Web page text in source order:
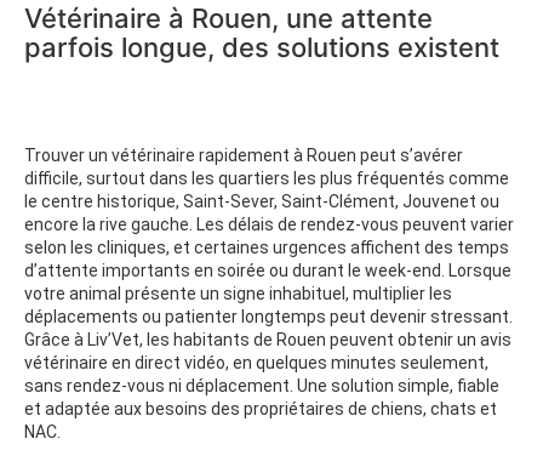
Vétérinaire à Rouen, une attente
parfois longue, des solutions existent
Trouver un vétérinaire rapidement à Rouen peut s’avérer
difficile, surtout dans les quartiers les plus fréquentés comme
le centre historique, Saint-Sever, Saint-Clément, Jouvenet ou
encore la rive gauche. Les délais de rendez-vous peuvent varier
selon les cliniques, et certaines urgences affichent des temps
d’attente importants en soirée ou durant le week-end. Lorsque
votre animal présente un signe inhabituel, multiplier les
déplacements ou patienter longtemps peut devenir stressant.
Grâce à Liv’Vet, les habitants de Rouen peuvent obtenir un avis
vétérinaire en direct vidéo, en quelques minutes seulement,
sans rendez-vous ni déplacement. Une solution simple, fiable
et adaptée aux besoins des propriétaires de chiens, chats et
NAC.